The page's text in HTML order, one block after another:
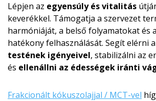
Lépjen az egyensúly és vitalitás
keverékkel. Támogatja a szervezet
harmóniáját, a belső folyamatokat és
hatékony felhasználását. Segít elérni
testének igényeivel, stabilizálni az
és ellenállni az édességek iránti
Frakcionált kókuszolajjal / MCT-vel